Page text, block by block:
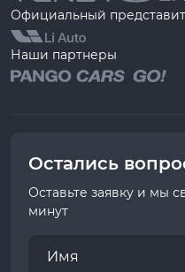
Официальный
Наши партнеры
Остались
Оставьте заявку и мы
минут